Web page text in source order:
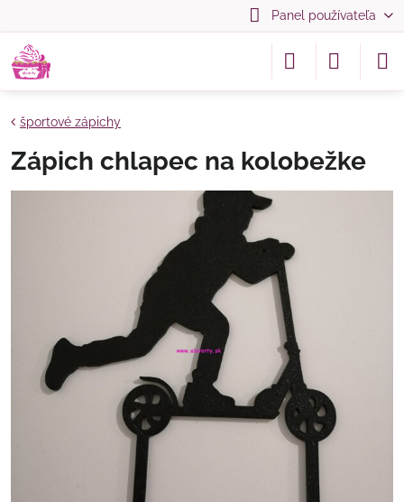
Panel používateľa
športové zápichy
Zápich chlapec na kolobežke